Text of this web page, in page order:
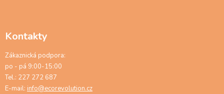
Kontakty
Zákaznická podpora:
po - pá 9:00-15:00
Tel.: 227 272 687
E-mail: info@ecorevolution.cz